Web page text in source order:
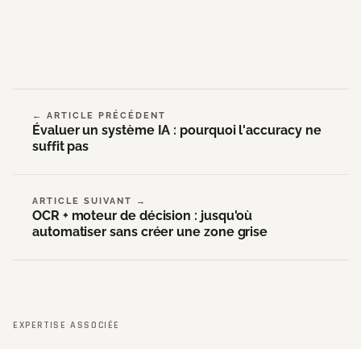
← ARTICLE PRÉCÉDENT
Évaluer un système IA : pourquoi l'accuracy ne
suffit pas
ARTICLE SUIVANT →
OCR + moteur de décision : jusqu'où
automatiser sans créer une zone grise
EXPERTISE ASSOCIÉE